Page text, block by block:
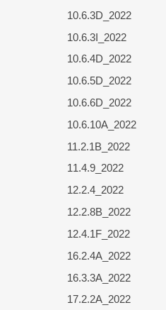
10.6.3D_2022
10.6.3I_2022
10.6.4D_2022
10.6.5D_2022
10.6.6D_2022
10.6.10A_2022
11.2.1B_2022
11.4.9_2022
12.2.4_2022
12.2.8B_2022
12.4.1F_2022
16.2.4A_2022
16.3.3A_2022
17.2.2A_2022